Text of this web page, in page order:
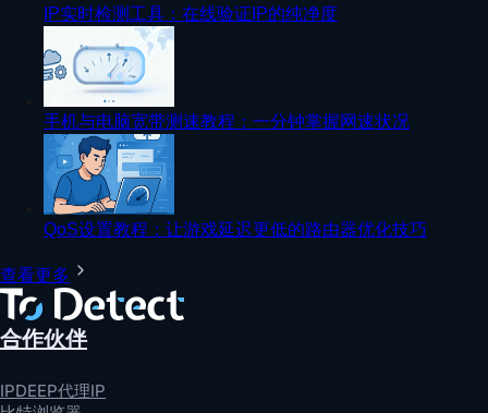
IP实时检测工具：在线验证IP的纯净度
手机与电脑宽带测速教程：一分钟掌握网速状况
QoS设置教程：让游戏延迟更低的路由器优化技巧
查看更多
合作伙伴
IPDEEP代理IP